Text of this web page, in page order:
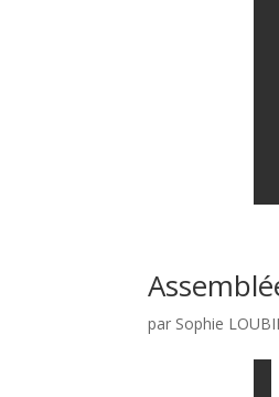
par Sophie